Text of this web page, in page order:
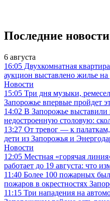
Последние новости
6 августа
16:05 Двухкомнатная
аукцион выставлено жилье
Новости
15:05 Три дня музыки,
Запорожье впервые пройдет
14:02 В Запорожье
недостроенную столовую:
13:27 От тревог — к
дети из Запорожья и
Новости
12:05 Местная «горячая
работает до 19 августа: что
11:40 Более 100 пожарных
пожаров в окрестностях
11:15 Три нападения на